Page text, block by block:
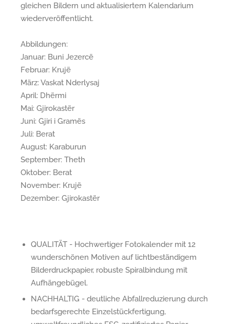
gleichen Bildern und aktualisiertem Kalendarium
wiederveröffentlicht.
Abbildungen:
Januar: Buni Jezercë
Februar: Krujë
März: Vaskat Nderlysaj
April: Dhërmi
Mai: Gjirokastër
Juni: Gjiri i Gramës
Juli: Berat
August: Karaburun
September: Theth
Oktober: Berat
November: Krujë
Dezember: Gjirokastër
QUALITÄT - Hochwertiger Fotokalender mit 12
wunderschönen Motiven auf lichtbeständigem
Bilderdruckpapier, robuste Spiralbindung mit
Aufhängebügel.
NACHHALTIG - deutliche Abfallreduzierung durch
bedarfsgerechte Einzelstückfertigung,